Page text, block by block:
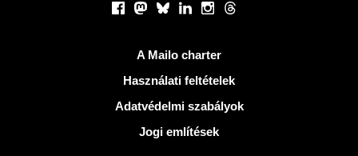
Facebook
Mastodon
BlueskyLinkedInInstagram
Threads
A Mailo charter
Használati feltételek
Adatvédelmi szabályok
Jogi említések